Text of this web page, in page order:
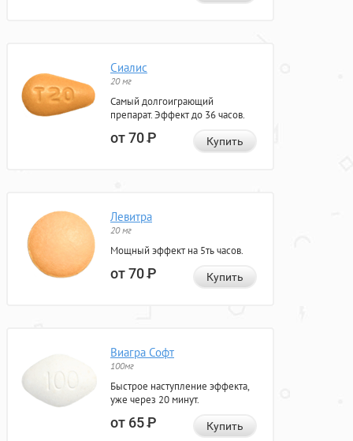
Сиалис
20 мг
Самый долгоиграющий
препарат. Эффект до 36 часов.
от 70Р Купить
Левитра
20 мг
Мощный эффект на 5ть часов.
от 70Р Купить
Виагра Софт
100мг
Быстрое наступление эффекта,
уже через 20 минут.
от 65Р Купить